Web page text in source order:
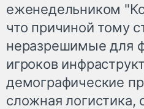
еженедельником
что причиной тому
неразрешимые для
игроков
демографические
сложная логистика,